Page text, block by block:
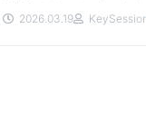
2026.03.19